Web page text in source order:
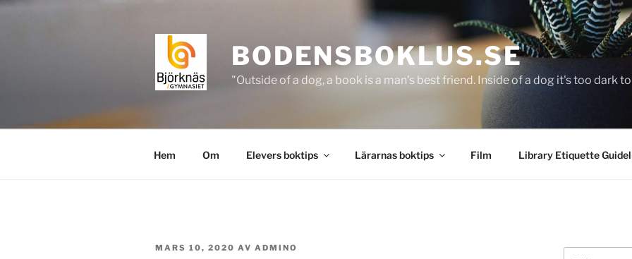
Hoppa
BODENSBOKLUS.SE
"Outside of a dog, a book is a man's best friend. Inside of a dog it's too dark
Hem Om Elevers boktips Lärarnas boktips Film Library Etiquette
PUBLICERAT
MARS 10, 2020 AV ADMINO